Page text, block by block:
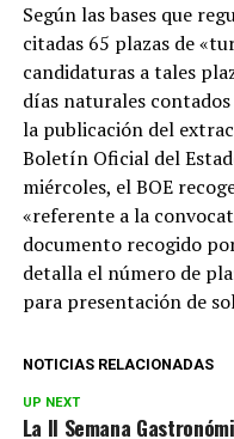
Según las bases que
citadas 65 plazas de
candidaturas a tales
días naturales
la publicación del
Boletín Oficial del
miércoles, el BOE
«referente a la
documento recogido
detalla el número de
para presentación de
NOTICIAS RELACIONADAS
UP NEXT
La II Semana